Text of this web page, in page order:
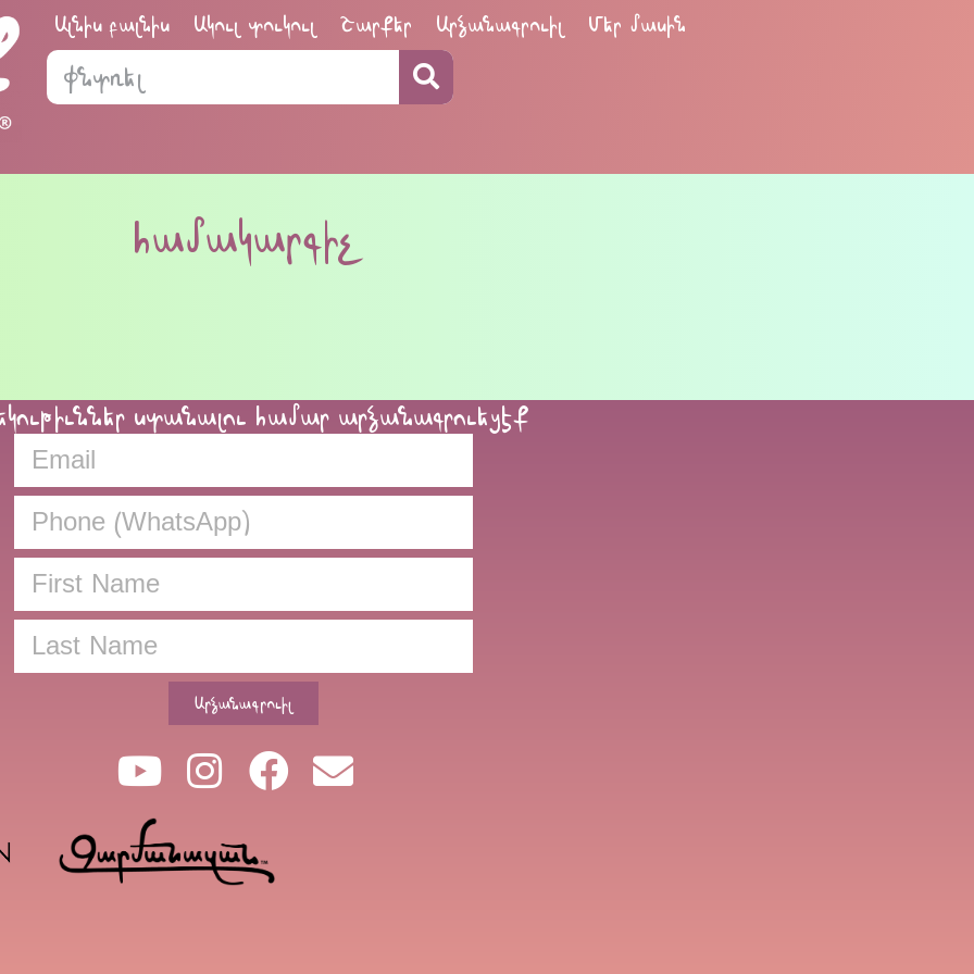
Ալնիս բալնիս Ակուլ տուկուլ Շարքեր Արձանագրուիլ Մեր մասին
համակարգիչ
ստանալու համար արձանագրուեցէք
Արձանագրուիլ